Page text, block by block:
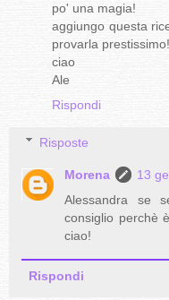
po' una magia!
aggiungo questa
provarla prestissimo!
ciao
Ale
Rispondi
Risposte
Morena
13
Alessandra se
consiglio perchè
ciao!
Rispondi